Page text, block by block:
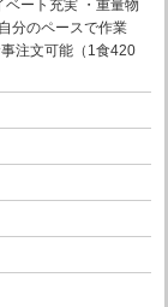
ベート充実 ・重量物
分のペースで作業
注文可能（1食420